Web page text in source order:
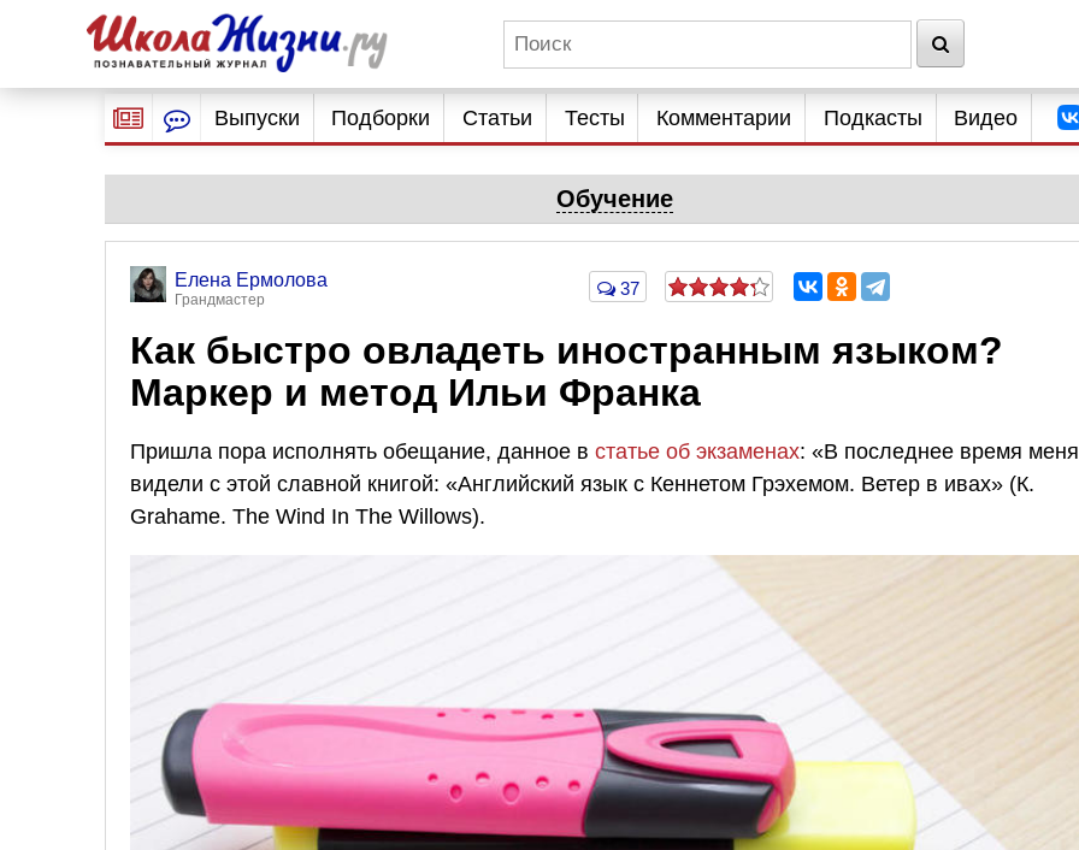
Выпуски Подборки Статьи Тесты Комментарии Подкасты Видео
Обучение
Елена Ермолова
Грандмастер
37
Как быстро овладеть иностранным языком?
Маркер и метод Ильи Франка
Пришла пора исполнять обещание, данное в статье об экзаменах: «В последнее время меня
видели с этой славной книгой: «Английский язык с Кеннетом Грэхемом. Ветер в ивах» (К.
Grahame. The Wind In The Willows).